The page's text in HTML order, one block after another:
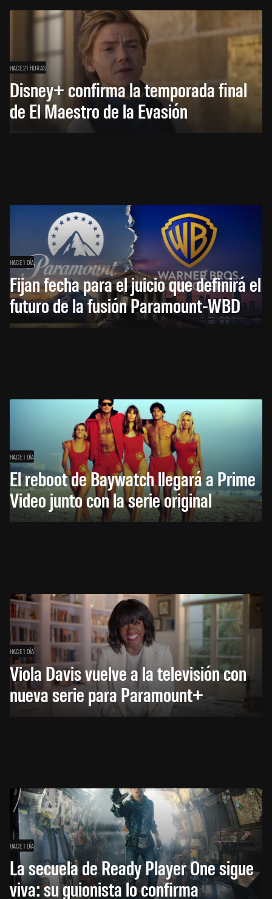
HACE 21 HORAS
Disney+ confirma la temporada final
de El Maestro de la Evasión
HACE 1 DÍA
Fijan fecha para el juicio que definirá el
futuro de la fusión Paramount-WBD
HACE 1 DÍA
El reboot de Baywatch llegará a Prime
Video junto con la serie original
HACE 1 DÍA
Viola Davis vuelve a la televisión con
nueva serie para Paramount+
HACE 1 DÍA
La secuela de Ready Player One sigue
viva: su guionista lo confirma